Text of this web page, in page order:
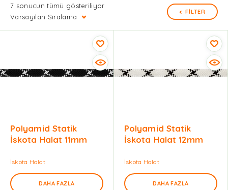
7 sonucun tümü gösteriliyor
Varsayılan Sıralama
FILTER
Polyamid Statik
İskota Halat 11mm
İskota Halat
DAHA FAZLA
Polyamid Statik
İskota Halat 12mm
İskota Halat
DAHA FAZLA